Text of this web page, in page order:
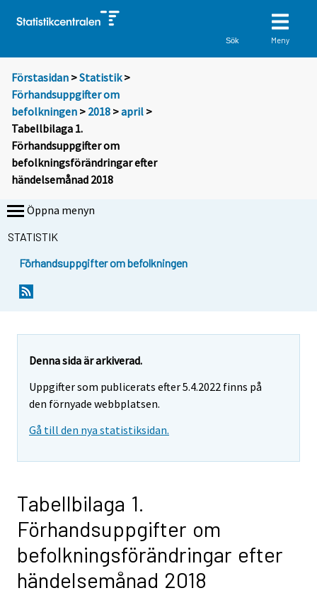
Sök Meny
Förstasidan >Statistik >
Förhandsuppgifter om
befolkningen > 2018 >april >
Tabellbilaga 1.
Förhandsuppgifter om
befolkningsförändringar efter
händelsemånad 2018
Öppna menyn
STATISTIK
Förhandsuppgifter om befolkningen
Denna sida är arkiverad.
Uppgifter som publicerats efter 5.4.2022 finns på
den förnyade webbplatsen.
Gå till den nya statistiksidan.
Tabellbilaga 1.
Förhandsuppgifter om
befolkningsförändringar efter
händelsemånad 2018